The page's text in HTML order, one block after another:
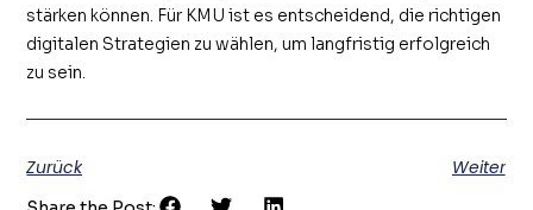
stärken können. Für KMU ist es entscheidend, die richtigen
digitalen Strategien zu wählen, um langfristig erfolgreich
zu sein.
Zurück Weiter